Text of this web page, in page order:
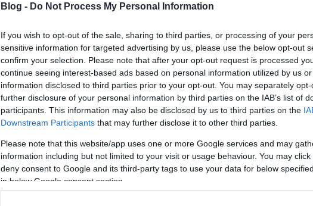
Blog - Do Not Process My Personal Information
If you wish to opt-out of the sale, sharing to third parties, or processing of your
sensitive information for targeted advertising by us, please use the below opt-out
confirm your selection. Please note that after your opt-out request is processed
continue seeing interest-based ads based on personal information utilized by us
information disclosed to third parties prior to your opt-out. You may separately
further disclosure of your personal information by third parties on the IAB’s list of
participants. This information may also be disclosed by us to third parties on the
Downstream Participants that may further disclose it to other third parties.
Please note that this website/app uses one or more Google services and may
information including but not limited to your visit or usage behaviour. You may
deny consent to Google and its third-party tags to use your data for below
in below Google consent section.
petúnia (1) kerti
védelme a fagytól
szerszámok (1)
kétütemű
zöldség (1) kísérlet
(19) kiskerti
(1) kiskert blog ( 1)
(1) kisméretű
koktélparadicsom
(1 ) komment (1)
komposztálás
)
(1 ) komposzt
könyvek
koppintás
krókusz (1) krumpli
(1 )
termesztése (1 )
mould (1 ) lelkes lajos
(1) madár (1)